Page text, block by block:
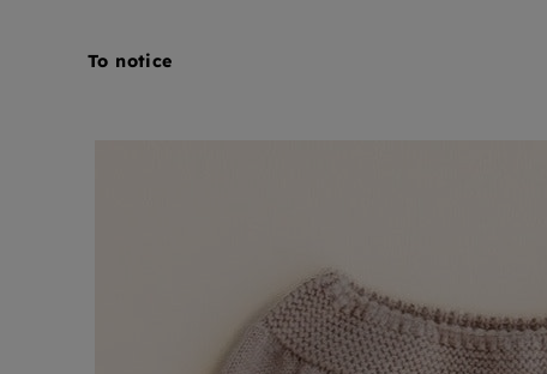
Home HVID bloomer Ginny sand 0-3 mnd
To notice